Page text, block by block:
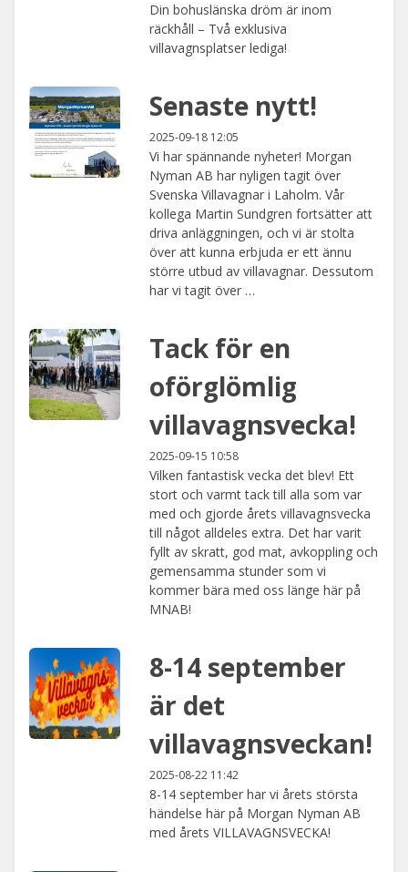
Din bohuslänska dröm är inom
räckhåll – Två exklusiva
villavagnsplatser lediga!
Senaste nytt!
2025-09-18 12:05
Vi har spännande nyheter! Morgan
Nyman AB har nyligen tagit över
Svenska Villavagnar i Laholm. Vår
kollega Martin Sundgren fortsätter att
driva anläggningen, och vi är stolta
över att kunna erbjuda er ett ännu
större utbud av villavagnar. Dessutom
har vi tagit över …
Tack för en
oförglömlig
villavagnsvecka!
2025-09-15 10:58
Vilken fantastisk vecka det blev! Ett
stort och varmt tack till alla som var
med och gjorde årets villavagnsvecka
till något alldeles extra. Det har varit
fyllt av skratt, god mat, avkoppling och
gemensamma stunder som vi
kommer bära med oss länge här på
MNAB!
8-14 september
är det
villavagnsveckan!
2025-08-22 11:42
8-14 september har vi årets största
händelse här på Morgan Nyman AB
med årets VILLAVAGNSVECKA!